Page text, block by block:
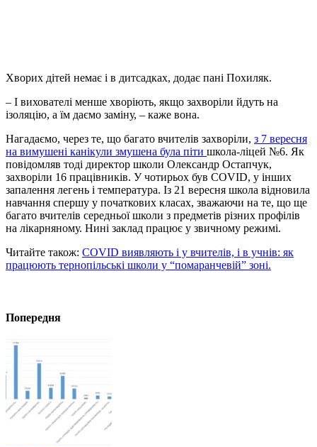
Хворих дітей немає і в дитсадках, додає пані Похиляк.
– І вихователі менше хворіють, якщо захворіли йдуть на
ізоляцію, а їм даємо заміну, – каже вона.
Нагадаємо, через те, що багато вчителів захворіли, з 7 вересня
на вимушені канікули змушена була піти школа-ліцей №6. Як
повідомляв тоді директор школи Олександр Остапчук,
захворіли 16 працівників. У чотирьох був COVID, у інших
запалення легень і температура. Із 21 вересня школа відновила
навчання спершу у початкових класах, зважаючи на те, що ще
багато вчителів середньої школи з предметів різних профілів
на лікарняному. Нині заклад працює у звичному режимі.
Читайте також: COVID виявляють і у вчителів, і в учнів: як
працюють тернопільські школи у “помаранчевій” зоні.
Попередня